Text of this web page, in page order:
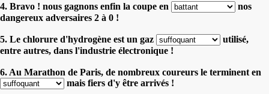
4. Bravo ! nous gagnons enfin la coupe en
nos
dangereux adversaires 2 à 0 !
5. Le chlorure d'hydrogène est un gaz
utilisé,
entre autres, dans l'industrie électronique !
6. Au Marathon de Paris, de nombreux coureurs le terminent en
mais fiers d'y être arrivés !